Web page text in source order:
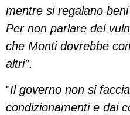
mentre si regalano
Per non parlare del
che Monti dovrebbe
altri".
"Il governo non si
condizionamenti e dai